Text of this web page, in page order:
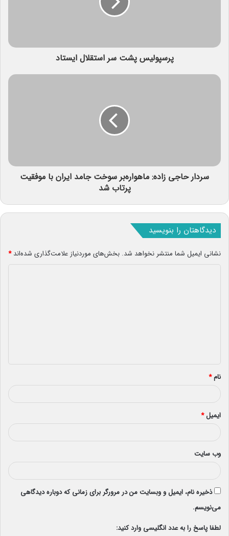
پرسپولیس پشت سر استقلال ایستاد
سردار حاجی زاده: ماهواره‌بر سوخت جامد ایران با موفقیت
پرتاب شد
دیدگاهتان را بنویسید
نشانی ایمیل شما منتشر نخواهد شد. بخش‌های موردنیاز علامت‌گذاری شده‌اند*
*
نام*
ایمیل*
وب‌ سایت
ذخیره نام، ایمیل و وبسایت من در مرورگر برای زمانی که دوباره دیدگاهی
می‌نویسم.
لطفا پاسخ را به عدد انگلیسی وارد کنید: